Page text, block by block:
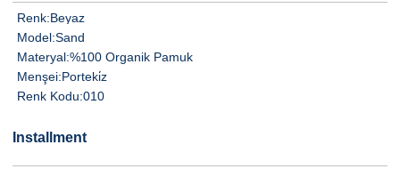
Renk:Beyaz
Model:Sand
Materyal:%100 Organik Pamuk
Menşei:Porteki̇z
Renk Kodu:010
Installment